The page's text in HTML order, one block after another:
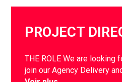
PROJECT
THE ROLE We are looking
join our Agency Delivery